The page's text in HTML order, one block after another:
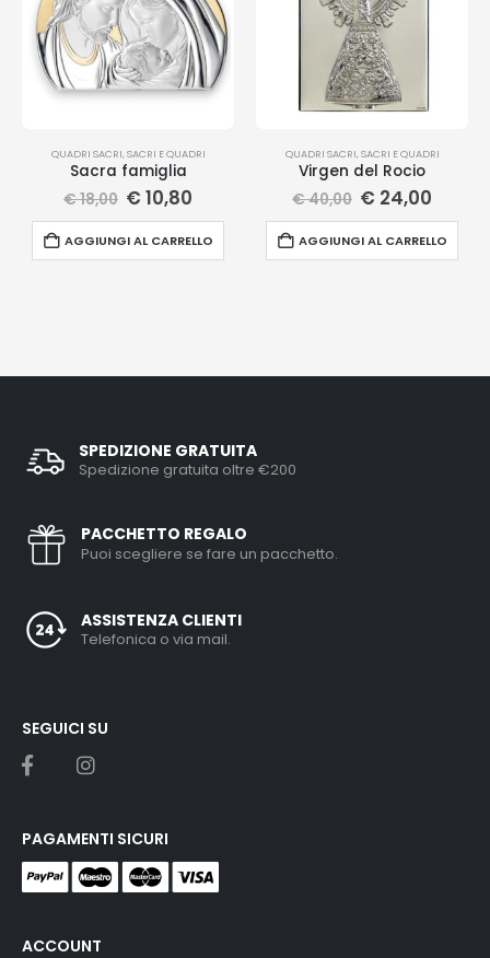
QUADRI SACRI,SACRI E QUADRI
Sacra famiglia
€18,00 € 10,80
AGGIUNGI AL CARRELLO
QUADRI SACRI,SACRI E QUADRI
Virgen del Rocio
€40,00 € 24,00
AGGIUNGI AL CARRELLO
SPEDIZIONE GRATUITA
Spedizione gratuita oltre €200
PACCHETTO REGALO
Puoi scegliere se fare un pacchetto.
ASSISTENZA CLIENTI
Telefonica o via mail.
ACCOUNT
SEGUICI SU
PAGAMENTI SICURI